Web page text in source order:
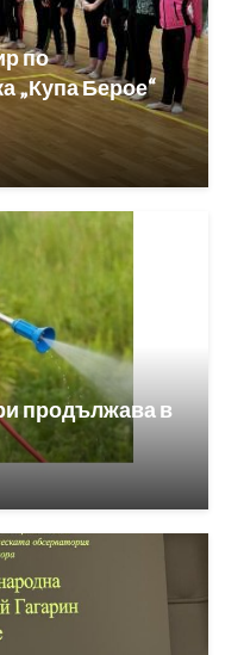
по
„Купа Берое“
продължава в